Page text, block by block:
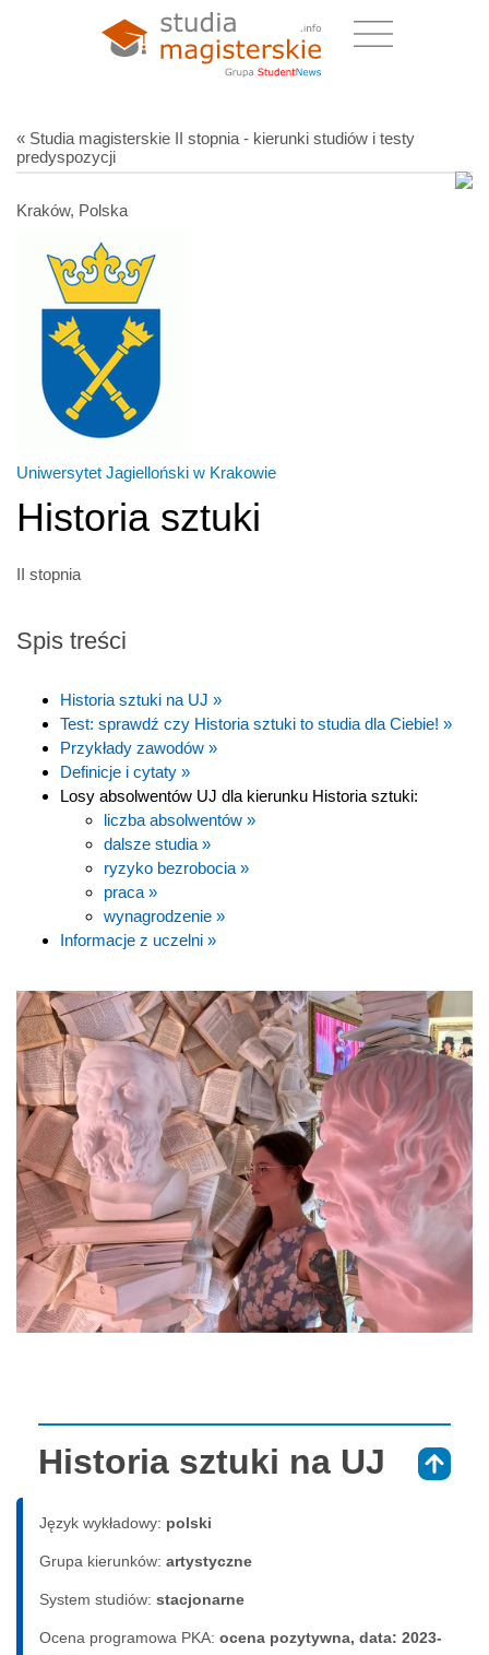
« Studia magisterskie II stopnia - kierunki studiów i testy
predyspozycji
Kraków, Polska
Uniwersytet Jagielloński w Krakowie
Historia sztuki
II stopnia
Spis treści
Historia sztuki na UJ »
Test: sprawdź czy Historia sztuki to studia dla Ciebie! »
Przykłady zawodów »
Definicje i cytaty »
Losy absolwentów UJ dla kierunku Historia sztuki:
liczba absolwentów »
dalsze studia »
ryzyko bezrobocia »
praca »
wynagrodzenie »
Informacje z uczelni »
Historia sztuki na UJ
Język wykładowy: polski
Grupa kierunków: artystyczne
System studiów: sta­cjo­nar­ne
Ocena programowa PKA: ocena pozytywna, data: 2023-